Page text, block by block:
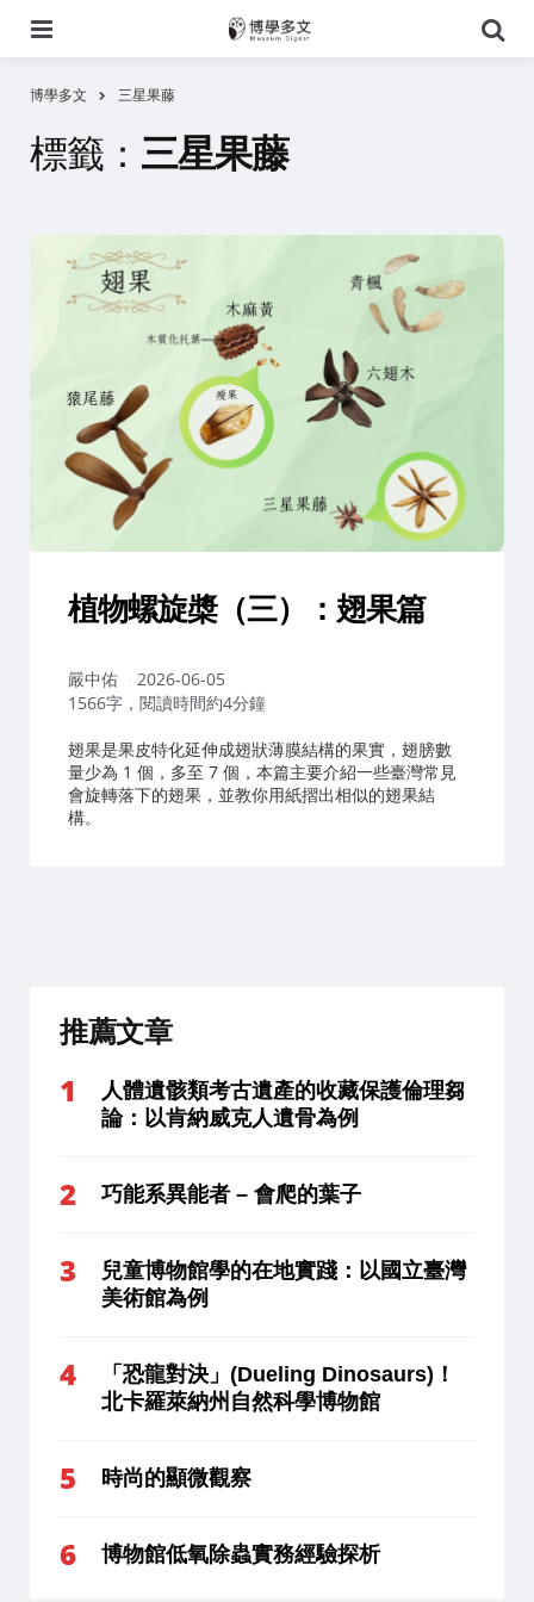
尋
博學多文 三星果藤
標籤： 三星果藤
植物螺旋槳（三）：翅果篇
作
者：
嚴中佑
2026-06-05
1566字，閱讀時間約4分鐘
翅果是果皮特化延伸成翅狀薄膜結構的果實，翅膀數
量少為 1 個，多至 7 個，本篇主要介紹一些臺灣常見
會旋轉落下的翅果，並教你用紙摺出相似的翅果結
構。
推薦文章
人體遺骸類考古遺產的收藏保護倫理芻
論：以肯納威克人遺骨為例
巧能系異能者 – 會爬的葉子
兒童博物館學的在地實踐：以國立臺灣
美術館為例
「恐龍對決」(Dueling Dinosaurs)！
北卡羅萊納州自然科學博物館
時尚的顯微觀察
博物館低氧除蟲實務經驗探析